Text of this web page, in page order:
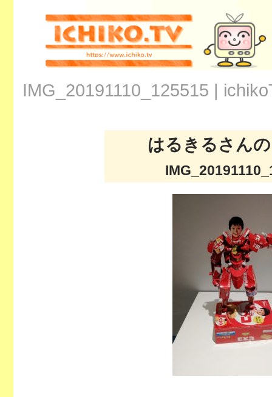
IMG_20191110_125515 |
はるきるさん